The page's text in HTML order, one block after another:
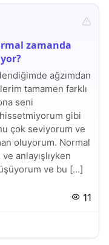
zamanda
ağzımdan
tamamen farklı
seni
gibi
çok seviyorum ve
oluyorum. Normal
anlayışlıyken
ve bu […]
11